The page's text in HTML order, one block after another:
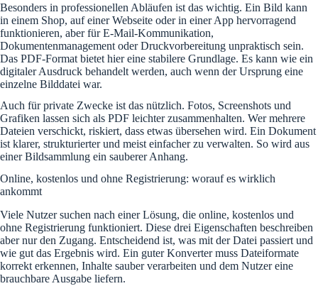
Besonders in professionellen Abläufen ist das wichtig. Ein Bild kann
in einem Shop, auf einer Webseite oder in einer App hervorragend
funktionieren, aber für E-Mail-Kommunikation,
Dokumentenmanagement oder Druckvorbereitung unpraktisch sein.
Das PDF-Format bietet hier eine stabilere Grundlage. Es kann wie ein
digitaler Ausdruck behandelt werden, auch wenn der Ursprung eine
einzelne Bilddatei war.
Auch für private Zwecke ist das nützlich. Fotos, Screenshots und
Grafiken lassen sich als PDF leichter zusammenhalten. Wer mehrere
Dateien verschickt, riskiert, dass etwas übersehen wird. Ein Dokument
ist klarer, strukturierter und meist einfacher zu verwalten. So wird aus
einer Bildsammlung ein sauberer Anhang.
Online, kostenlos und ohne Registrierung: worauf es wirklich
ankommt
Viele Nutzer suchen nach einer Lösung, die online, kostenlos und
ohne Registrierung funktioniert. Diese drei Eigenschaften beschreiben
aber nur den Zugang. Entscheidend ist, was mit der Datei passiert und
wie gut das Ergebnis wird. Ein guter Konverter muss Dateiformate
korrekt erkennen, Inhalte sauber verarbeiten und dem Nutzer eine
brauchbare Ausgabe liefern.